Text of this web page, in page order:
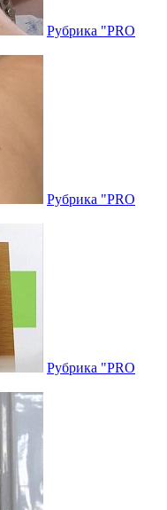
Рубрика "PRO
Рубрика "PRO
Рубрика "PRO